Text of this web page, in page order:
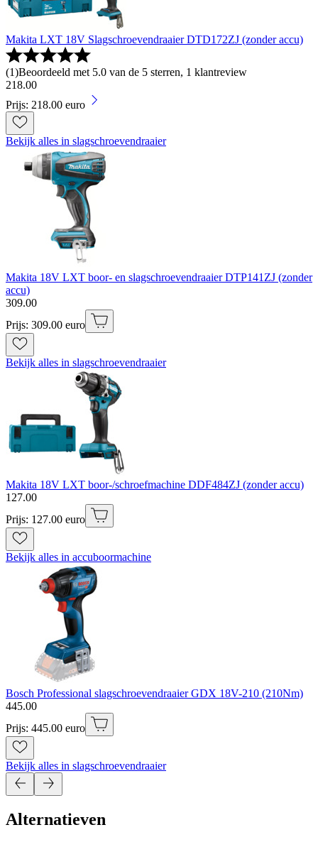
Makita LXT 18V Slagschroevendraaier DTD172ZJ (zonder accu)
(1)Beoordeeld met 5.0 van de 5 sterren, 1 klantreview
218.00
Prijs: 218.00 euro
Bekijk alles in slagschroevendraaier
Makita 18V LXT boor- en slagschroevendraaier DTP141ZJ (zonder
accu)
309.00
Prijs: 309.00 euro
Bekijk alles in slagschroevendraaier
Makita 18V LXT boor-/schroefmachine DDF484ZJ (zonder accu)
127.00
Prijs: 127.00 euro
Bekijk alles in accuboormachine
Bosch Professional slagschroevendraaier GDX 18V-210 (210Nm)
445.00
Prijs: 445.00 euro
Bekijk alles in slagschroevendraaier
Alternatieven